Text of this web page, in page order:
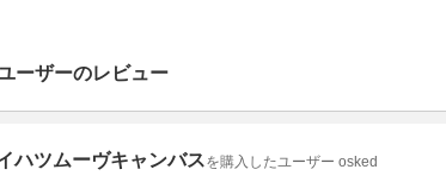
ーザーのレビュー
ハツムーヴキャンバスを購入したユーザー osked